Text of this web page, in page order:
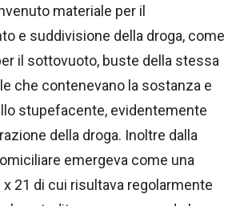
materiale per il
e suddivisione della droga, come
il sottovuoto, buste della stessa
che contenevano la sostanza e
stupefacente, evidentemente
della droga. Inoltre dalla
emergeva come una
21 di cui risultava regolarmente